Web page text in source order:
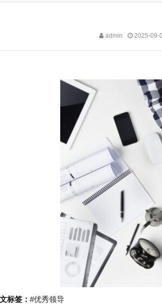
admin 2025-09-
标签： #优秀领导